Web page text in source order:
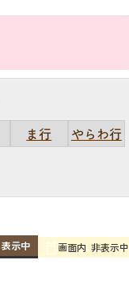
ま行
やらわ行
表示中 画面内 非表示中